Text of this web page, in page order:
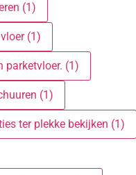
(1)
(1)
parketvloer. (1)
(1)
ter plekke bekijken (1)